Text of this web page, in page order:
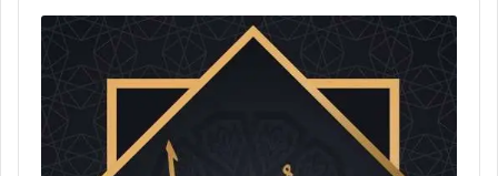
Player